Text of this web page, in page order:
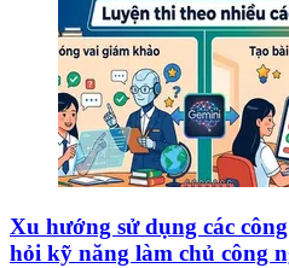
Xu hướng sử dụng các
hỏi kỹ năng làm chủ công